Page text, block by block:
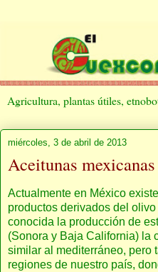
Agricultura, plantas útiles,
miércoles, 3 de abril de 2013
Aceitunas mexicanas
Actualmente en México
productos derivados del olivo
conocida la producción de
(Sonora y Baja California) la
similar al mediterráneo, pero
regiones de nuestro país,